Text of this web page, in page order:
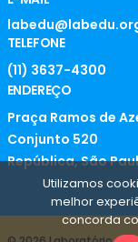
TELEFONE
(11) 3637-4300
ENDEREÇO
Praça Ramos de
Conjunto 520
República, São
Utilizamos
melhor
concorda